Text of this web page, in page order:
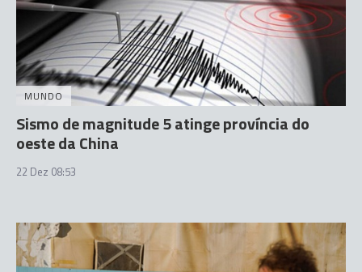
MUNDO
Sismo de magnitude 5 atinge província do
oeste da China
22 Dez 08:53